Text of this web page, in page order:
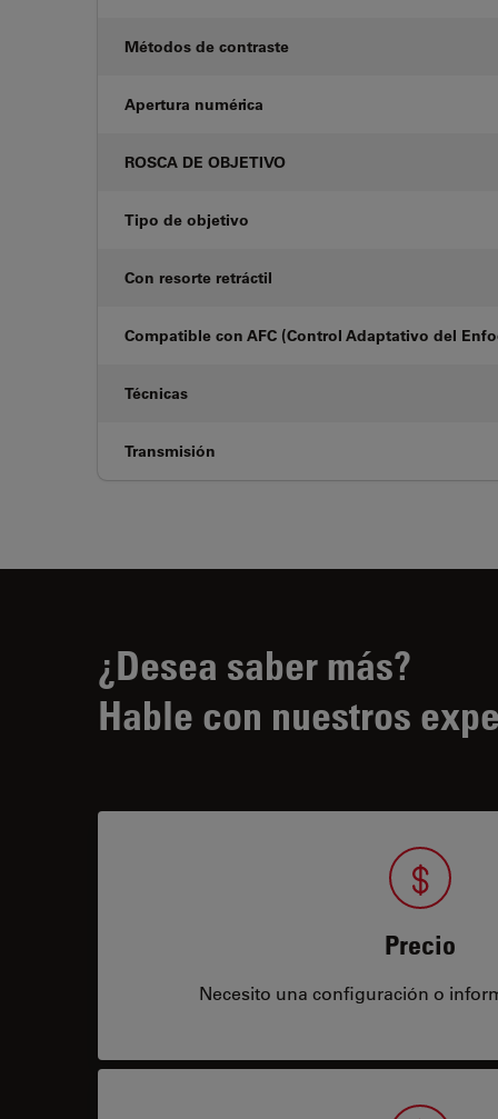
Métodos de contraste
Apertura numérica
ROSCA DE OBJETIVO
Tipo de objetivo
Con resorte retráctil
Compatible con AFC (Control Adaptativo del
Técnicas
Transmisión
¿Desea saber más?
Hable con nuestros
Precio
Necesito una configuración o